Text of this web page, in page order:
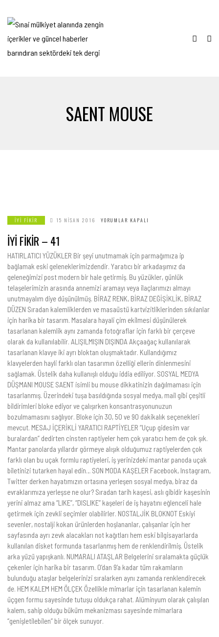
SAENT MOUSE
İYI FIKIR 15 NISAN 2016 YORUMLAR KAPALI
İYİ FİKİR – 41
HATIRLATICI YÜZÜKLER Bir şeyi unutmamak için parmağımıza ip
bağlamak eski geleneklerimizdendir. Yaratıcı bir arkadaşımız da
geleneğimizi post modern bir hale getirmiş. Bu yüzükler, günlük
telaşelerimizin arasında annemizi aramayı veya ilaçlarımızı almayı
unutmayalım diye düşünülmüş. BİRAZ RENK, BİRAZ DEĞİŞİKLİK, BİRAZ
DÜZEN Sıradan kalemliklerden ve masaüstü kartvizitliklerinden sıkılanlar
için harika bir tasarım. Masalara hayali çim ekilmesi düşünülerek
tasarlanan kalemlik aynı zamanda fotoğraflar için farklı bir çerçeve
olarak da kullanılabilir. ALIŞILMIŞIN DIŞINDA Akçaağaç kullanılarak
tasarlanan klavye iki ayrı bloktan oluşmaktadır. Kullandığımız
klavyelerden hayli farklı olan tasarımın özelliği ellerin dinlenmesini
sağlamak. Üstelik daha kullanışlı olduğu iddia ediliyor. SOSYAL MEDYA
DÜŞMANI MOUSE SAENT isimli bu mouse dikkatinizin dağılmaması için
tasarlanmış. Üzerindeki tuşa basıldığında sosyal medya, mail gibi çeşitli
bildirimleri bloke ediyor ve çalışırken konsantrasyonunuzun
bozulmamasını sağlıyor. Bloke için 30, 50 ve 90 dakikalık seçenekleri
mevcut. MESAJ İÇERİKLİ YARATICI RAPTİYELER “Uçup gidesim var
buralardan” dedirten cinsten raptiyeler hem çok yaratıcı hem de çok şık.
Mantar panolarda yıllardır görmeye alışık olduğumuz raptiyelerden çok
farklı olan bu uçak formlu raptiyeleri, iş yerinizdeki mantar panoda uçak
biletinizi tutarken hayal edin… SON MODA KAŞELER Facebook, Instagram,
Twitter derken hayatımızın ortasına yerleşen sosyal medya, biraz da
evraklarımıza yerleşse ne olur? Sıradan tarih kaşesi, aslı gibidir kaşesinin
yerini almaz ama “LIKE”, “DISLIKE” kaşeleri de iş hayatını eğlenceli hale
getirmek için zevkli seçimler olabilirler. NOSTALJİK BLOKNOT Eskiyi
sevenler, nostalji kokan ürünlerden hoşlananlar, çalışanlar için her
sayfasında ayrı zevk alacakları not kağıtları hem eski bilgisayarlarda
kullanılan disket formunda tasarlanmış hem de renklendirilmiş. Üstelik
arka yüzü yapışkanlı. NUMARALI ATAŞLAR Belgelerini sıralamakta güçlük
çekenler için harika bir tasarım. 0’dan 9’a kadar tüm rakamların
bulunduğu ataşlar belgelerinizi sıralarken aynı zamanda renklendirecek
de. HEM KALEM HEM ÖLÇEK Özellikle mimarlar için tasarlanan kalemin
üçgen formu sayesinde tutuşu oldukça rahat. Alüminyum olarak çalışılan
kalem, sahip olduğu büküm mekanizması sayesinde mimarlara
“genişletilebilen” bir ölçek sunuyor.